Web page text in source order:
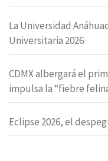
La Universidad
Universitaria 2026
CDMX albergará el
impulsa la “fiebre
Eclipse 2026, el